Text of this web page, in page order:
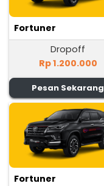
Fortuner
Dropoff
Rp 1.200.000
Pesan Sekarang
Fortuner